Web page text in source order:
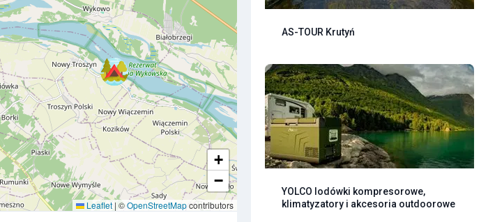
+
−
Leaflet | ©OpenStreetMapcontributors
AS-TOUR Krutyń
YOLCO lodówki kompresorowe,
klimatyzatory i akcesoria outdoorowe